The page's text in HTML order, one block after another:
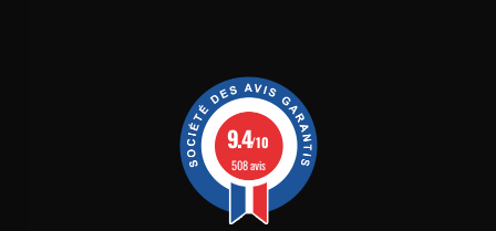
9.4/10
508 avis